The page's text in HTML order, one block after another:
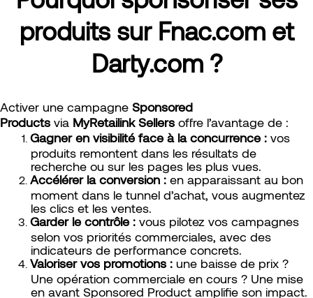
produits sur Fnac.com et
Darty.com ?
Activer une campagne Sponsored
Products via MyRetailink Sellers offre l’avantage de :
Gagner en visibilité face à la concurrence :vos
produits remontent dans les résultats de
recherche ou sur les pages les plus vues.
Accélérer la conversion :en apparaissant au bon
moment dans le tunnel d’achat, vous augmentez
les clics et les ventes.
Garder le contrôle :vous pilotez vos campagnes
selon vos priorités commerciales, avec des
indicateurs de performance concrets.
Valoriser vos promotions :une baisse de prix ?
Une opération commerciale en cours ? Une mise
en avant Sponsored Product amplifie son impact.